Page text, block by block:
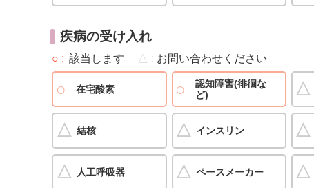
疾病の受け入れ
○ 該当します △ お問い合わせください
在宅酸素
認知障害(徘徊な
ど)
結核 インスリン
人工呼吸器 ペースメーカー